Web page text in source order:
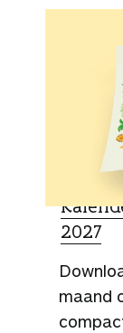
KLIK &
2027
maand